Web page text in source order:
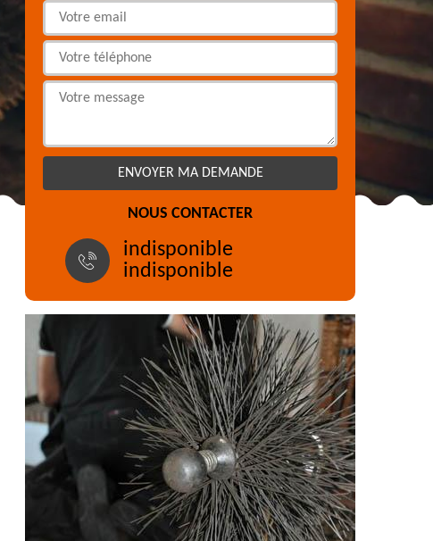
NOUS CONTACTER
indisponible
indisponible